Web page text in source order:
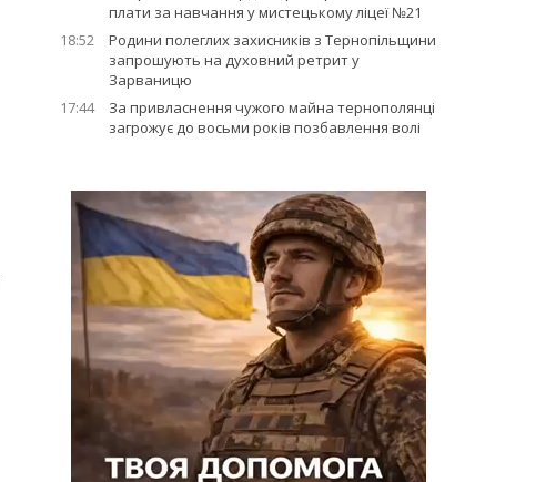
плати за навчання у мистецькому ліцеї №21
18:52
Родини полеглих захисників з Тернопільщини
запрошують на духовний ретрит у
Зарваницю
17:44
За привласнення чужого майна тернополянці
загрожує до восьми років позбавлення волі